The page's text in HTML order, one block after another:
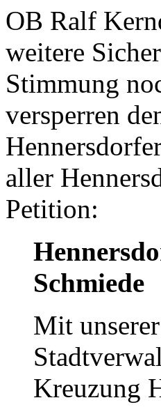
OB Ralf
weitere
Stimmung
versperren
aller
Petition:
Schmiede
Mit
Kreuzung